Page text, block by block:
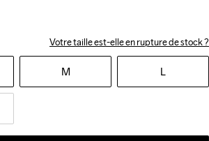
Votre taille est-elle en rupture de stock ?
M L